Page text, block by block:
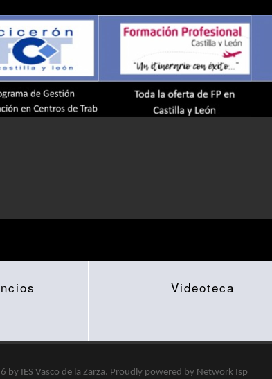
Videoteca
by IES Vasco de la Zarza. Proudly powered by Network Isp